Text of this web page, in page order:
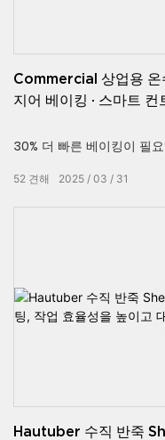
Commercial 상업용 온
지어 베이킹 · 스마트
30% 더 빠른 베이킹이 필
마트 PID 제어 + 30% 에너
적입니다. 지금 시청하십
2025 03 31
52 견해
Hautuber 수직 반죽